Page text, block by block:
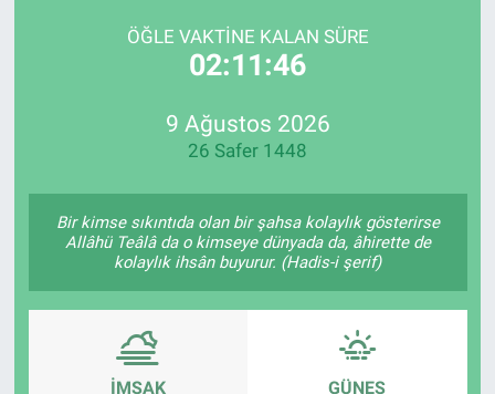
ÖĞLE VAKTİNE KALAN SÜRE
02:11:46
9 Ağustos 2026
26 Safer 1448
Bir kimse sıkıntıda olan bir şahsa kolaylık gösterirse
Allâhü Teâlâ da o kimseye dünyada da, âhirette de
kolaylık ihsân buyurur. (Hadis-i şerif)
İMSAK GÜNEŞ